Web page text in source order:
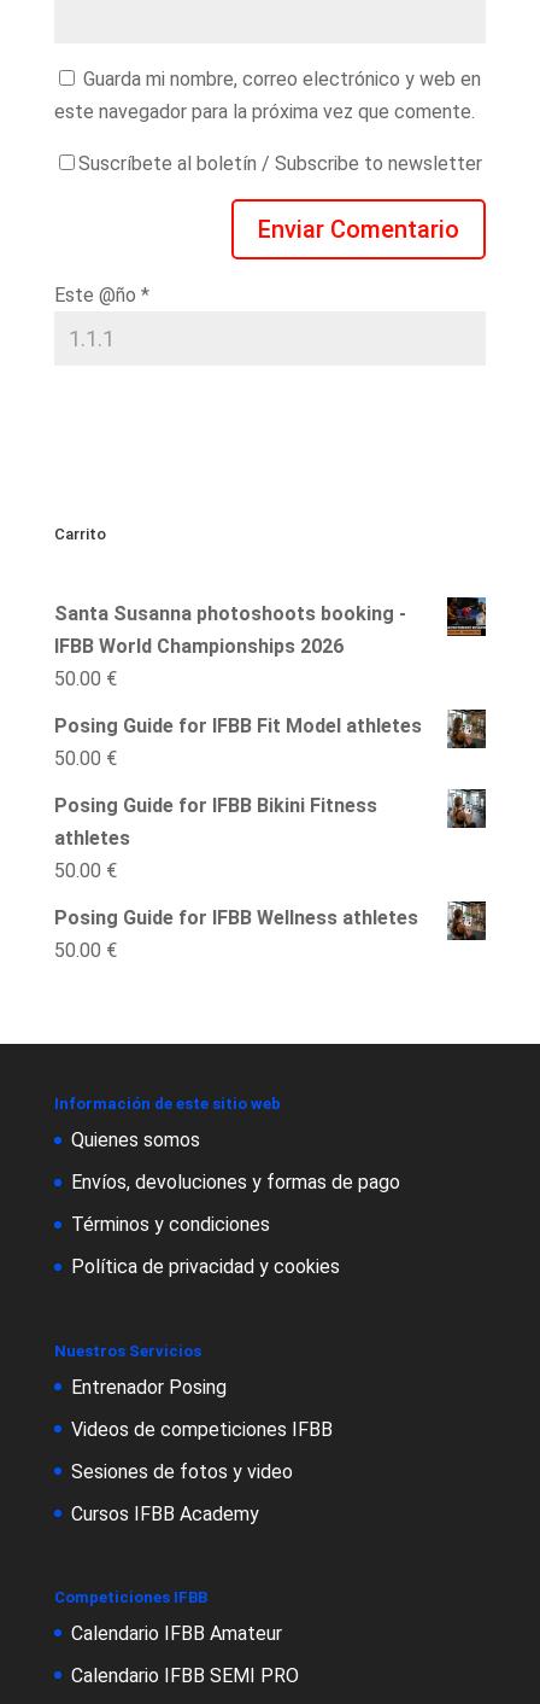
Guarda mi nombre, correo electrónico y web en
este navegador para la próxima vez que comente.
Suscríbete al boletín / Subscribe to newsletter
Este @ño *
Carrito
Santa Susanna photoshoots booking -
IFBB World Championships 2026
50.00 €
Posing Guide for IFBB Fit Model athletes
50.00 €
Posing Guide for IFBB Bikini Fitness
athletes
50.00 €
Posing Guide for IFBB Wellness athletes
50.00 €
Información de este sitio web
Quienes somos
Envíos, devoluciones y formas de pago
Términos y condiciones
Política de privacidad y cookies
Nuestros Servicios
Entrenador Posing
Videos de competiciones IFBB
Sesiones de fotos y video
Cursos IFBB Academy
Competiciones IFBB
Calendario IFBB Amateur
Calendario IFBB SEMI PRO